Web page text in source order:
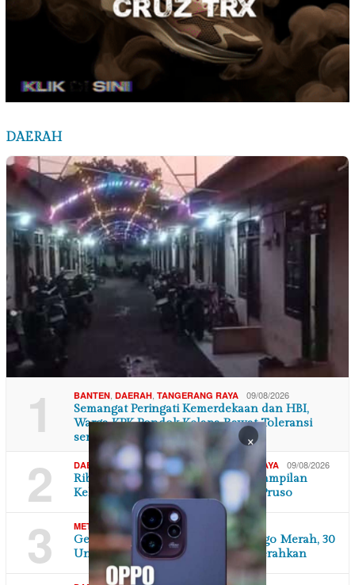
DAERAH
1 BANTEN DAERAH TANGERANG RAYA 09/08/2026
Semangat Peringati Kemerdekaan dan HBI,
Warga KPK Pondok Kelapa Rawat Toleransi
serta…
2 DAERAH,DI YOGYAKARTA, SEJARAH & BUDAYA 09/08/2026
Ribuan Penonton Terhipnotis Penampilan
Kelompok Seni Jathilan Yogo Joo Pruso
3 METROPOLITAN,NASIONAL 08/08/2026
Gedung Bapenda DKI Dilalap si Jago Merah, 30
Unit Damkar dan 185 Personil Dikerahkan
×